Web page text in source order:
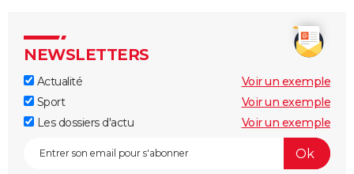
NEWSLETTERS
Actualité
Voir un exemple
Sport
Voir un exemple
Les dossiers d'actu
Voir un exemple